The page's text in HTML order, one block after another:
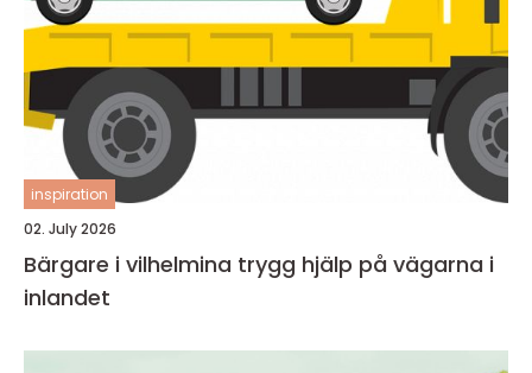
inspiration
02. July 2026
Bärgare i vilhelmina trygg hjälp på vägarna i
inlandet